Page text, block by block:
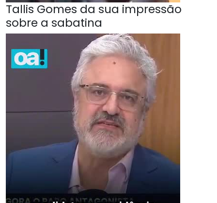
Tallis Gomes da sua impressão
sobre a sabatina